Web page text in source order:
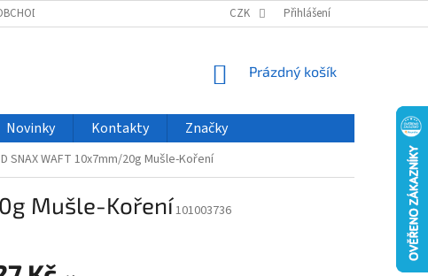
VELKOOBCHOD ČASTO KLADENÉ DOTAZY
CZK Přihlášení
NÁKUPNÍ
Prázdný košík
Novinky Kontakty Značky
SNAX WAFT 10x7mm/20g Mušle-Koření
Mušle-Koření101003736